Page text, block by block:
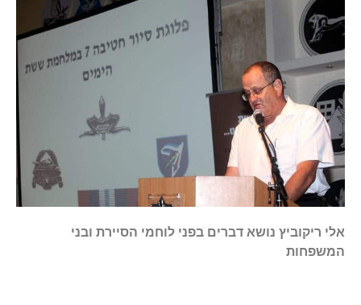
אלי ריקוביץ נושא דברים בפני לוחמי הסיירת ובני
המשפחות